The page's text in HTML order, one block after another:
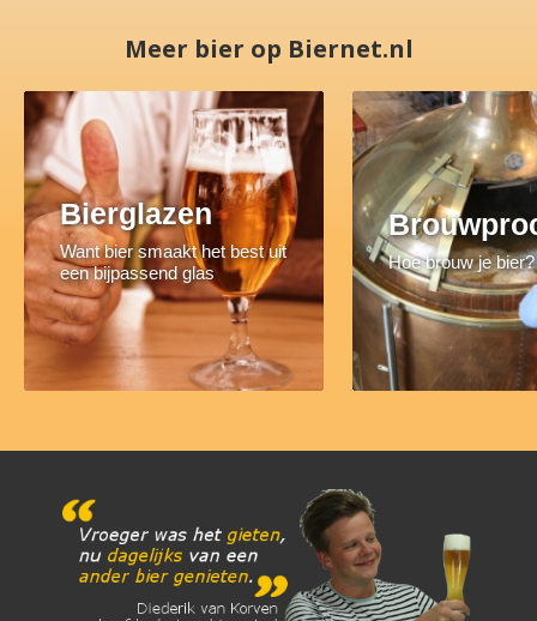
Meer bier op Biernet.nl
Bierglazen
Want bier smaakt het best uit
een bijpassend glas
Hoe brouw je bier?